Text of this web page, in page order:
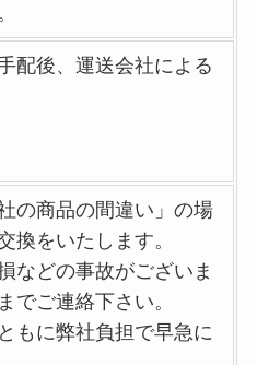
配後、運送会社による
の商品の間違い」の場
換をいたします。
などの事故がございま
でご連絡下さい。
もに弊社負担で早急に